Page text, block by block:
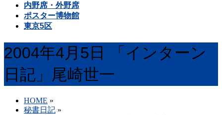
内野席・外野席
ポスター博物館
東京5区
2004年4月5日 「インターン
日記」尾崎世一
HOME »
秘書日記 »